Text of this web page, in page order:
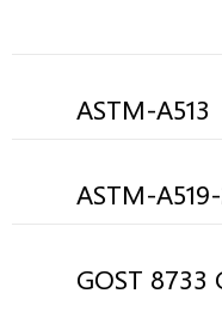
ASTM-A513
ASTM-
GOST 8733